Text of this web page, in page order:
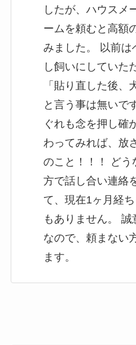
したが、ハウスメ
ームを頼むと高額
みました。 以前は
し飼いにしていた
「貼り直した後、
と言う事は無いで
ぐれも念を押し確
わってみれば、放
のこと！！！ どう
方で話し合い連絡
て、現在1ヶ月経
もありません。
なので、頼まない
ます。